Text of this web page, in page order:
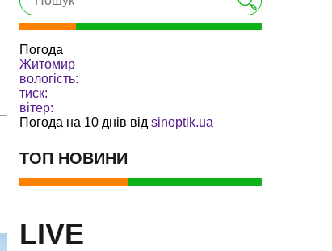
Погода
Житомир
вологість:
тиск:
вітер:
Погода на 10 днів від sinoptik.ua
ТОП НОВИНИ
LIVE